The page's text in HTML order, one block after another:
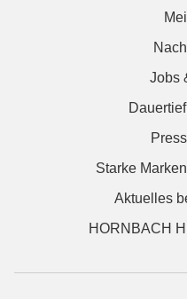
Jobs
Starke
Aktuelles
HORNBACH